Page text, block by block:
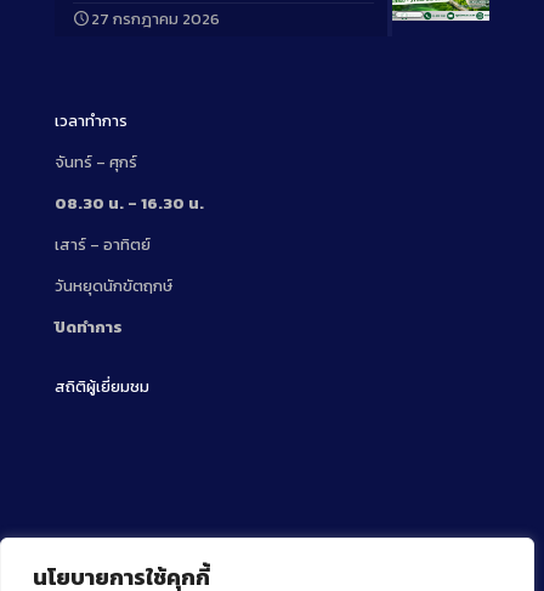
นโยบายการใช้คุกกี้
Long
27 กรกฎาคม 2026
เวลาทำการ
จันทร์ – ศุกร์
08.30 น. – 16.30 น.
เสาร์ – อาทิตย์
วันหยุดนักขัตฤกษ์
ปิดทำการ
สถิติผู้เยี่ยมชม